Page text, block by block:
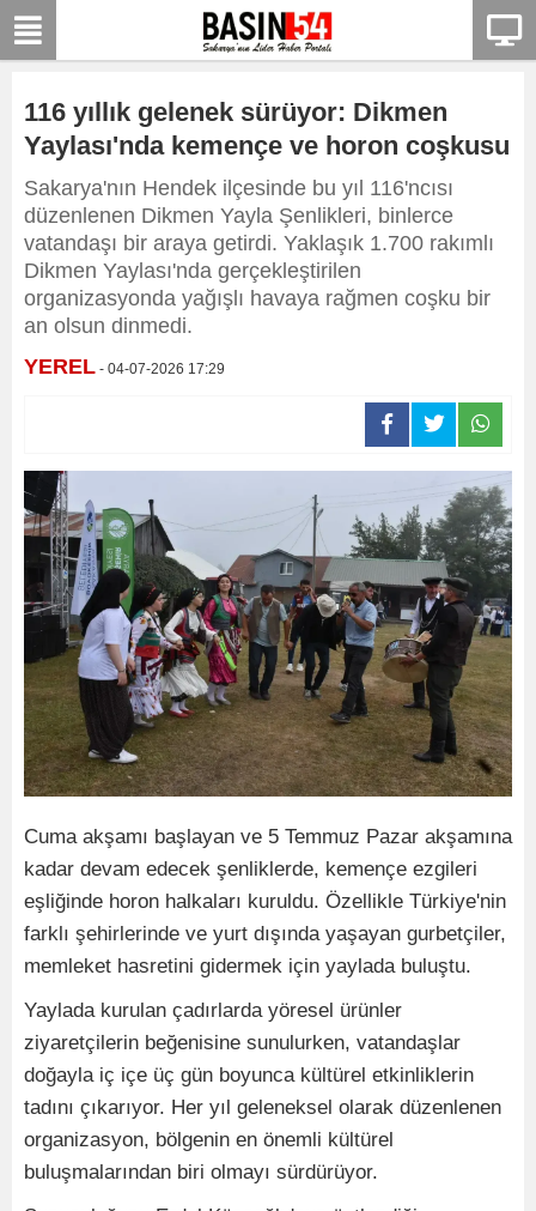
116 yıllık gelenek sürüyor: Dikmen
Yaylası'nda kemençe ve horon coşkusu
Sakarya'nın Hendek ilçesinde bu yıl 116'ncısı
düzenlenen Dikmen Yayla Şenlikleri, binlerce
vatandaşı bir araya getirdi. Yaklaşık 1.700 rakımlı
Dikmen Yaylası'nda gerçekleştirilen
organizasyonda yağışlı havaya rağmen coşku bir
an olsun dinmedi.
YEREL - 04-07-2026 17:29
Cuma akşamı başlayan ve 5 Temmuz Pazar akşamına
kadar devam edecek şenliklerde, kemençe ezgileri
eşliğinde horon halkaları kuruldu. Özellikle Türkiye'nin
farklı şehirlerinde ve yurt dışında yaşayan gurbetçiler,
memleket hasretini gidermek için yaylada buluştu.
Yaylada kurulan çadırlarda yöresel ürünler
ziyaretçilerin beğenisine sunulurken, vatandaşlar
doğayla iç içe üç gün boyunca kültürel etkinliklerin
tadını çıkarıyor. Her yıl geleneksel olarak düzenlenen
organizasyon, bölgenin en önemli kültürel
buluşmalarından biri olmayı sürdürüyor.